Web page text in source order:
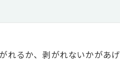
るか、剥がれないかがあ